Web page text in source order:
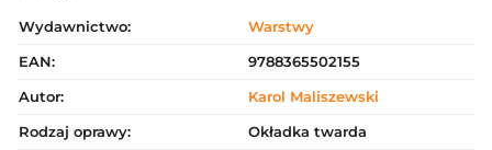
Wydawnictwo:
Warstwy
EAN:
9788365502155
Autor:
Karol Maliszewski
Rodzaj oprawy:
Okładka twarda